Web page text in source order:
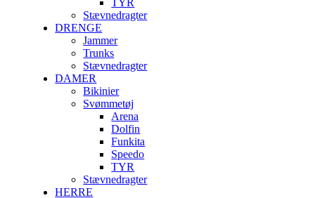
TYR
Stævnedragter
DRENGE
Jammer
Trunks
Stævnedragter
DAMER
Bikinier
Svømmetøj
Arena
Dolfin
Funkita
Speedo
TYR
Stævnedragter
HERRE